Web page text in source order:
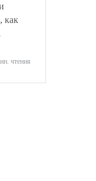
как
чтения